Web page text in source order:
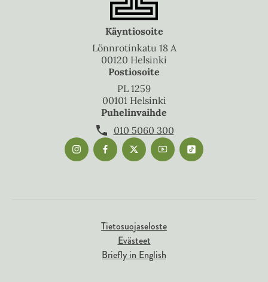
Käyntiosoite
Lönnrotinkatu 18 A
00120 Helsinki
Postiosoite
PL 1259
00101 Helsinki
Puhelinvaihde
010 5060 300
Tietosuojaseloste
Evästeet
Briefly in English